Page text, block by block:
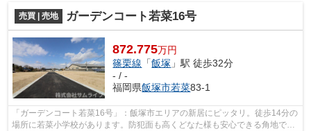
売買 | 売地 ガーデンコート若菜16号
872.775万円
篠栗線 「飯塚 」駅 徒歩32分
- / -
福岡県飯塚市若菜83-1
「ガーデンコート若菜16号」：飯塚市エリアの新居にピッタリ。徒歩14分の
場所に若菜小学校があります。防犯面も高くどなた様も安心できる角地で